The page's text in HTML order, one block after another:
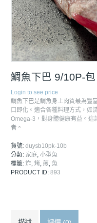
鯛魚下巴 9/10P-包
Login to see price
鯛魚下巴是鯛魚身上肉質最為豐
口即化。適合各種料理方式，如
Omega-3，對身體健康有益。這
者。
貨號:duysb10pk-10b
分類: 家庭 ,小型魚
標籤:炸 ,烤 ,煎 魚
PRODUCT ID:893